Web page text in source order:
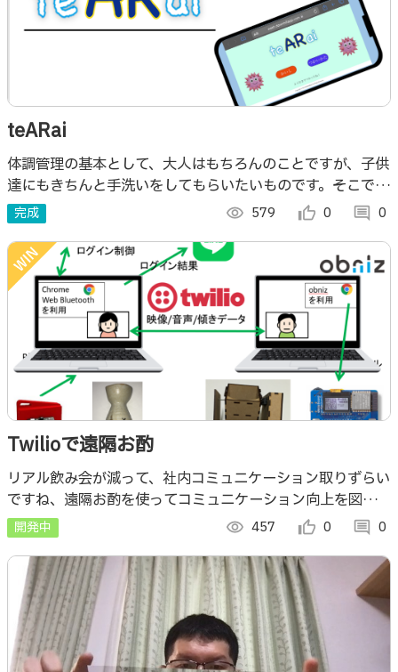
teARai
体調管理の基本として、大人はもちろんのことですが、子供
達にもきちんと手洗いをしてもらいたいものです。そこで、
子供達にも手洗いの重要性を認識してもらうために開発した
アプリがteARaiです。
完成 visibility 579 thumb_up_alt 0 comment 0
Twilioで遠隔お酌
リアル飲み会が減って、社内コミュニケーション取りずらい
ですね、遠隔お酌を使ってコミュニケーション向上を図りま
しょう。
開発中 visibility 457 thumb_up_alt 0 comment 0